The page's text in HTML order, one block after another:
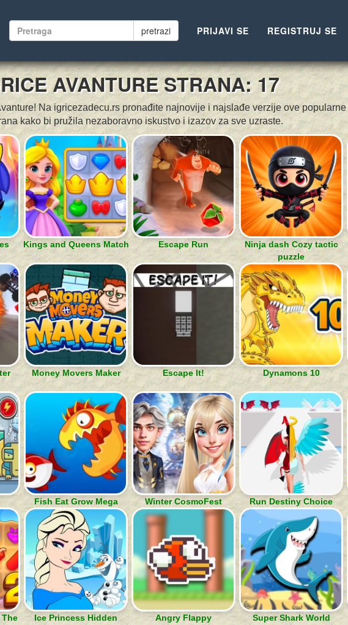
pretrazi PRIJAVI SE REGISTRUJ SE
AVANTURE STRANA: 17
Na igricezadecu.rs pronađite najnovije i najslađe verzije ove
kako bi pružila nezaboravno iskustvo i izazov za sve uzraste.
Kings and Queens Match Escape Run
Ninja dash Cozy tactic
puzzle
Money Movers Maker Escape It! Dynamons 10
Fish Eat Grow Mega Winter CosmoFest Run Destiny Choice
Ice Princess Hidden
Angry Flappy Super Shark World